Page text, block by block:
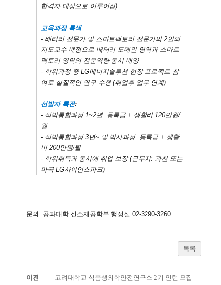
합격자 대상으로 이루어짐)
교육과정 특색:
- 배터리 전문가 및 스마트팩토리 전문가의 2인의
지도교수 배정으로 배터리 도메인 영역과 스마트
팩토리 영역의 전문역량 동시 배양
- 학위과정 중 LG에너지솔루션 현장 프로젝트 참
여로 실질적인 연구 수행 (취업후 업무 연계)
선발자 특전:
- 석박통합과정 1~2년: 등록금 + 생활비 120만원/
월
- 석박통합과정 3년~ 및 박사과정: 등록금 + 생활
비 200만원/월
- 학위취득과 동시에 취업 보장 (근무지: 과천 또는
마곡 LG사이언스파크)
문의: 공과대학 신소재공학부 행정실 02-3290-3260
목록
이전 고려대학교 식품생의학안전연구소 2기 인턴 모집